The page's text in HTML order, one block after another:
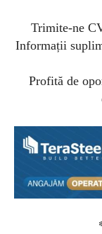
Trimite-ne
Informații
Profită de